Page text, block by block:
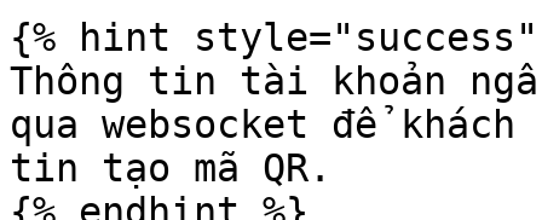
{% hint style="success"
Thông tin tài khoản
qua websocket để
tin tạo mã QR.